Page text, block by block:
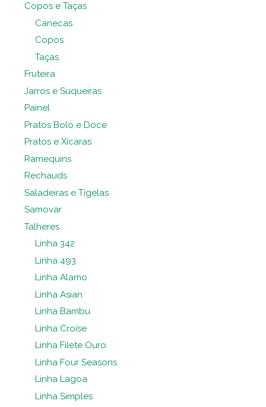
Copos e Taças
Canecas
Copos
Taças
Fruteira
Jarros e Suqueiras
Painel
Pratos Bolo e Doce
Pratos e Xícaras
Ramequins
Rechauds
Saladeiras e Tigelas
Samovar
Talheres
Linha 342
Linha 493
Linha Alamo
Linha Asian
Linha Bambu
Linha Croise
Linha Filete Ouro
Linha Four Seasons
Linha Lagoa
Linha Simples